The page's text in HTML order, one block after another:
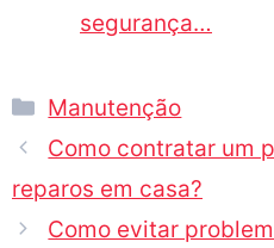
segurança…
Manutenção
Como contratar um
reparos em casa?
Como evitar